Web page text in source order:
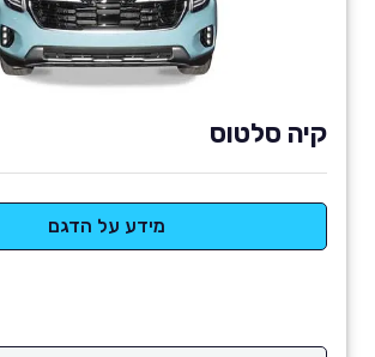
קיה סלטוס
מידע על הדגם